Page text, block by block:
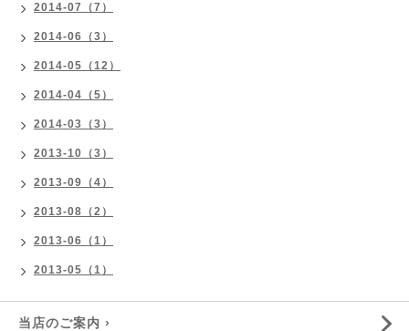
2014-07（7）
2014-06（3）
2014-05（12）
2014-04（5）
2014-03（3）
2013-10（3）
2013-09（4）
2013-08（2）
2013-06（1）
2013-05（1）
当店のご案内 ›